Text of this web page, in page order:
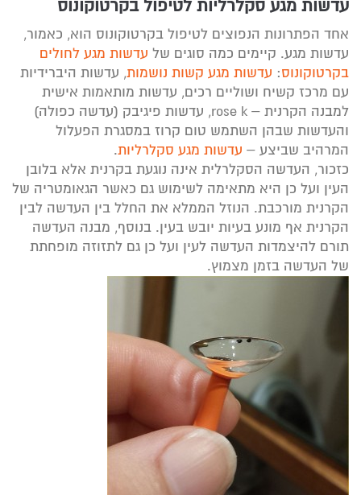
עדשות מגע סקלרליות לטיפול בקרטוקונוס
אחד הפתרונות הנפוצים לטיפול בקרטוקונוס הוא, כאמור,
עדשות מגע. קיימים כמה סוגים של עדשות מגע לחולים
בקרטוקונוס: עדשות מגע קשות נושמות, עדשות היברידיות
עם מרכז קשיח ושוליים רכים, עדשות מותאמות אישית
למבנה הקרנית – rose k, עדשות פיגיבק (עדשה כפולה)
והעדשות שבהן השתמש טום קרוז במסגרת הפעלול
המרהיב שביצע – עדשות מגע סקלרליות.
כזכור, העדשה הסקלרלית אינה נוגעת בקרנית אלא בלובן
העין ועל כן היא מתאימה לשימוש גם כאשר הגאומטריה של
הקרנית מורכבת. הנוזל הממלא את החלל בין העדשה לבין
הקרנית אף מונע בעיות יובש בעין. בנוסף, מבנה העדשה
תורם להיצמדות העדשה לעין ועל כן גם לתזוזה מופחתת
של העדשה בזמן מצמוץ.